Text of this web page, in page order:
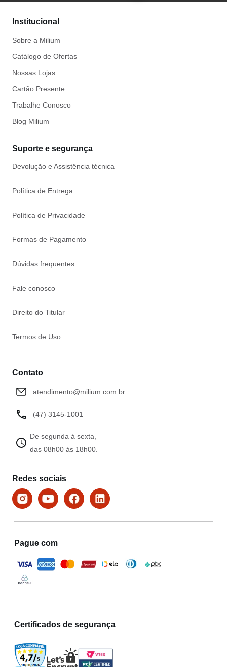
Institucional
Sobre a Milium
Catálogo de Ofertas
Nossas Lojas
Cartão Presente
Trabalhe Conosco
Blog Milium
Suporte e segurança
Devolução e Assistência técnica
Política de Entrega
Política de Privacidade
Formas de Pagamento
Dúvidas frequentes
Fale conosco
Direito do Titular
Termos de Uso
Contato
atendimento@milium.com.br
(47) 3145-1001
De segunda à sexta,
das 08h00 às 18h00.
Redes sociais
Pague com
Certificados de segurança